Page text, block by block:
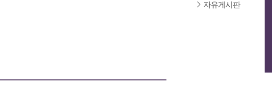
자유게시판